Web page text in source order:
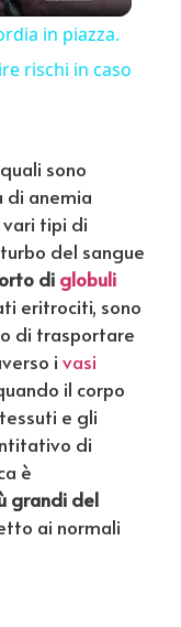
in piazza.
rischi in caso
sono
di anemia
tipi di
del sangue
di globuli
eritrociti, sono
di trasportare
i vasi
il corpo
e gli
di
è
grandi del
ai normali